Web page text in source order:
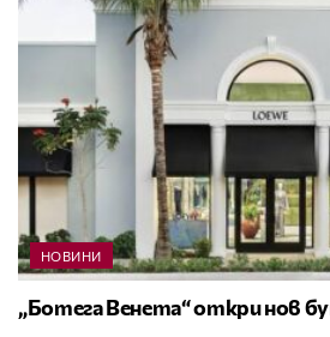
НОВИНИ
„Ботега Венета“ откри нов